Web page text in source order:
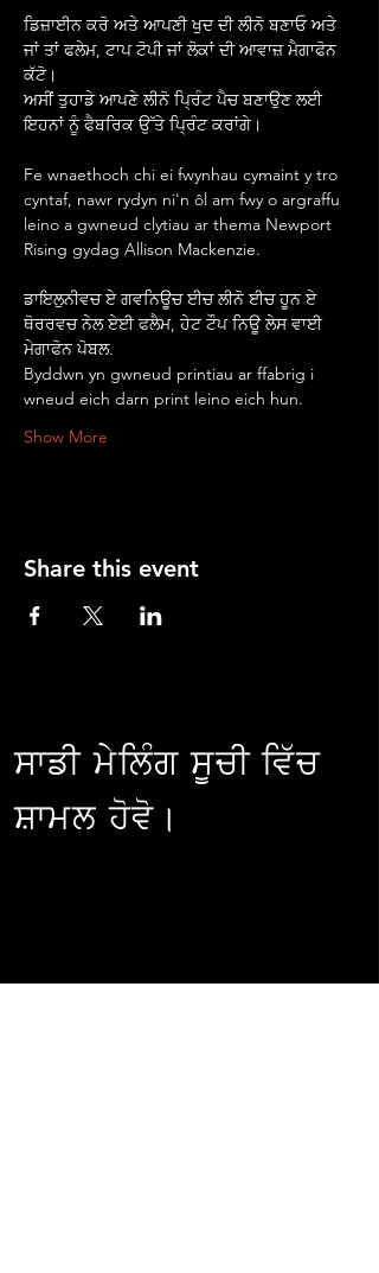
ਡਿਜ਼ਾਈਨ ਕਰੋ ਅਤੇ ਆਪਣੀ ਖੁਦ ਦੀ ਲੀਨੋ ਬਣਾਓ ਅਤੇ
ਜਾਂ ਤਾਂ ਫਲੇਮ, ਟਾਪ ਟੋਪੀ ਜਾਂ ਲੋਕਾਂ ਦੀ ਆਵਾਜ਼ ਮੈਗਾਫੋਨ
ਕੱਟੋ।
ਅਸੀਂ ਤੁਹਾਡੇ ਆਪਣੇ ਲੀਨੋ ਪ੍ਰਿੰਟ ਪੈਚ ਬਣਾਉਣ ਲਈ
ਇਹਨਾਂ ਨੂੰ ਫੈਬਰਿਕ ਉੱਤੇ ਪ੍ਰਿੰਟ ਕਰਾਂਗੇ।
Fe wnaethoch chi ei fwynhau cymaint y tro
cyntaf, nawr rydyn ni'n ôl am fwy o argraffu
leino a gwneud clytiau ar thema Newport
Rising gydag Allison Mackenzie.
ਡਾਇਲੁਨੀਵਚ ਏ ਗਵਨਿਊਚ ਈਚ ਲੀਨੋ ਈਚ ਹੂਨ ਏ
ਥੋਰਰਵਚ ਨੇਲ ਏਈ ਫਲੈਮ, ਹੇਟ ਟੌਪ ਨਿਊ ਲੇਸ ਵਾਈ
ਮੇਗਾਫੋਨ ਪੋਬਲ.
Byddwn yn gwneud printiau ar ffabrig i
wneud eich darn print leino eich hun.
Show More
Share this event
ਸਾਡੀ ਮੇਲਿੰਗ ਸੂਚੀ ਵਿੱਚ
ਸ਼ਾਮਲ ਹੋਵੋ।